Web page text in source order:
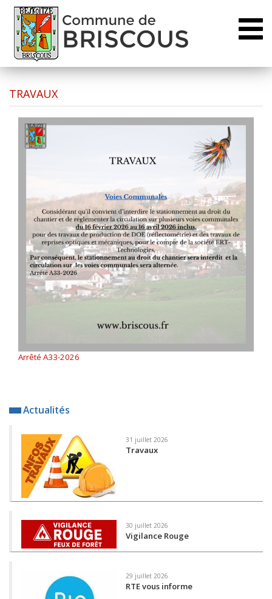
TRAVAUX
Arrêté A33-2026
Actualités
31 juillet 2026
Travaux
30 juillet 2026
Vigilance Rouge
29 juillet 2026
RTE vous informe